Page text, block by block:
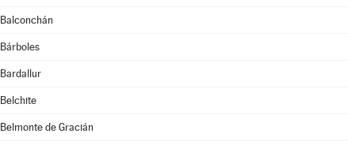
Balconchán
Bárboles
Bardallur
Belchite
Belmonte de Gracián